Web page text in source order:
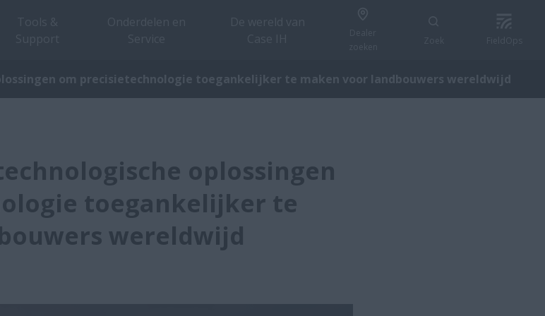
om precisietechnologie toegankelijker te maken voor landbouwers wereldwijd
oplossingen
toegankelijker te
wereldwijd